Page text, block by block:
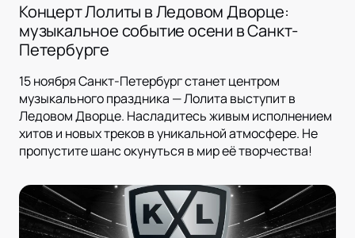
Концерт Лолиты в Ледовом Дворце:
музыкальное событие осени в Санкт-
Петербурге
15 ноября Санкт-Петербург станет центром
музыкального праздника — Лолита выступит в
Ледовом Дворце. Насладитесь живым исполнением
хитов и новых треков в уникальной атмосфере. Не
пропустите шанс окунуться в мир её творчества!